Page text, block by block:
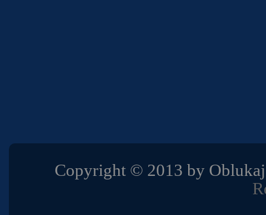
Copyright © 2013 by